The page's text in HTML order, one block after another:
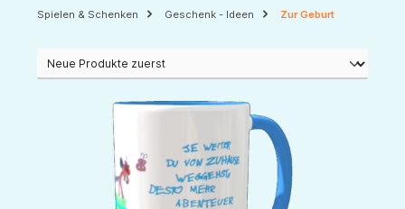
Spielen & Schenken Geschenk - Ideen Zur Geburt